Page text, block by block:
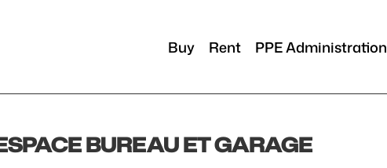
Buy Rent PPE Administration
BUREAU ET GARAGE